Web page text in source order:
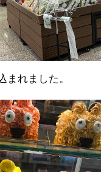
まれました。